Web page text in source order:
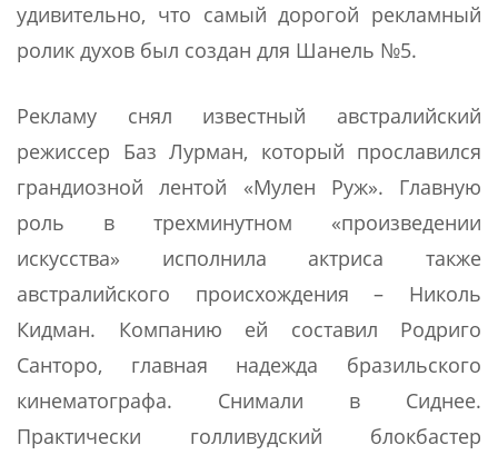
удивительно, что самый дорогой рекламный
ролик духов был создан для Шанель №5.
Рекламу снял известный австралийский
режиссер Баз Лурман, который прославился
грандиозной лентой «Мулен Руж». Главную
роль в трехминутном «произведении
искусства» исполнила актриса также
австралийского происхождения – Николь
Кидман. Компанию ей составил Родриго
Санторо, главная надежда бразильского
кинематографа. Снимали в Сиднее.
Практически голливудский блокбастер